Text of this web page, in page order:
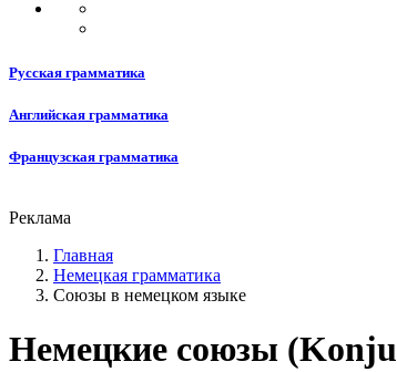
Русская грамматика
Английская грамматика
Французская грамматика
Реклама
Главная
Немецкая грамматика
Союзы в немецком языке
Немецкие союзы